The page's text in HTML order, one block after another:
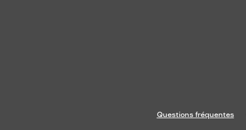
Questions fréquentes